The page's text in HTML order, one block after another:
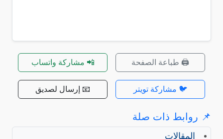
🖨️ طباعة الصفحة 📲 مشاركة واتساب
🐦 مشاركة تويتر 📧 إرسال لصديق
📌 روابط ذات صلة
المقالات